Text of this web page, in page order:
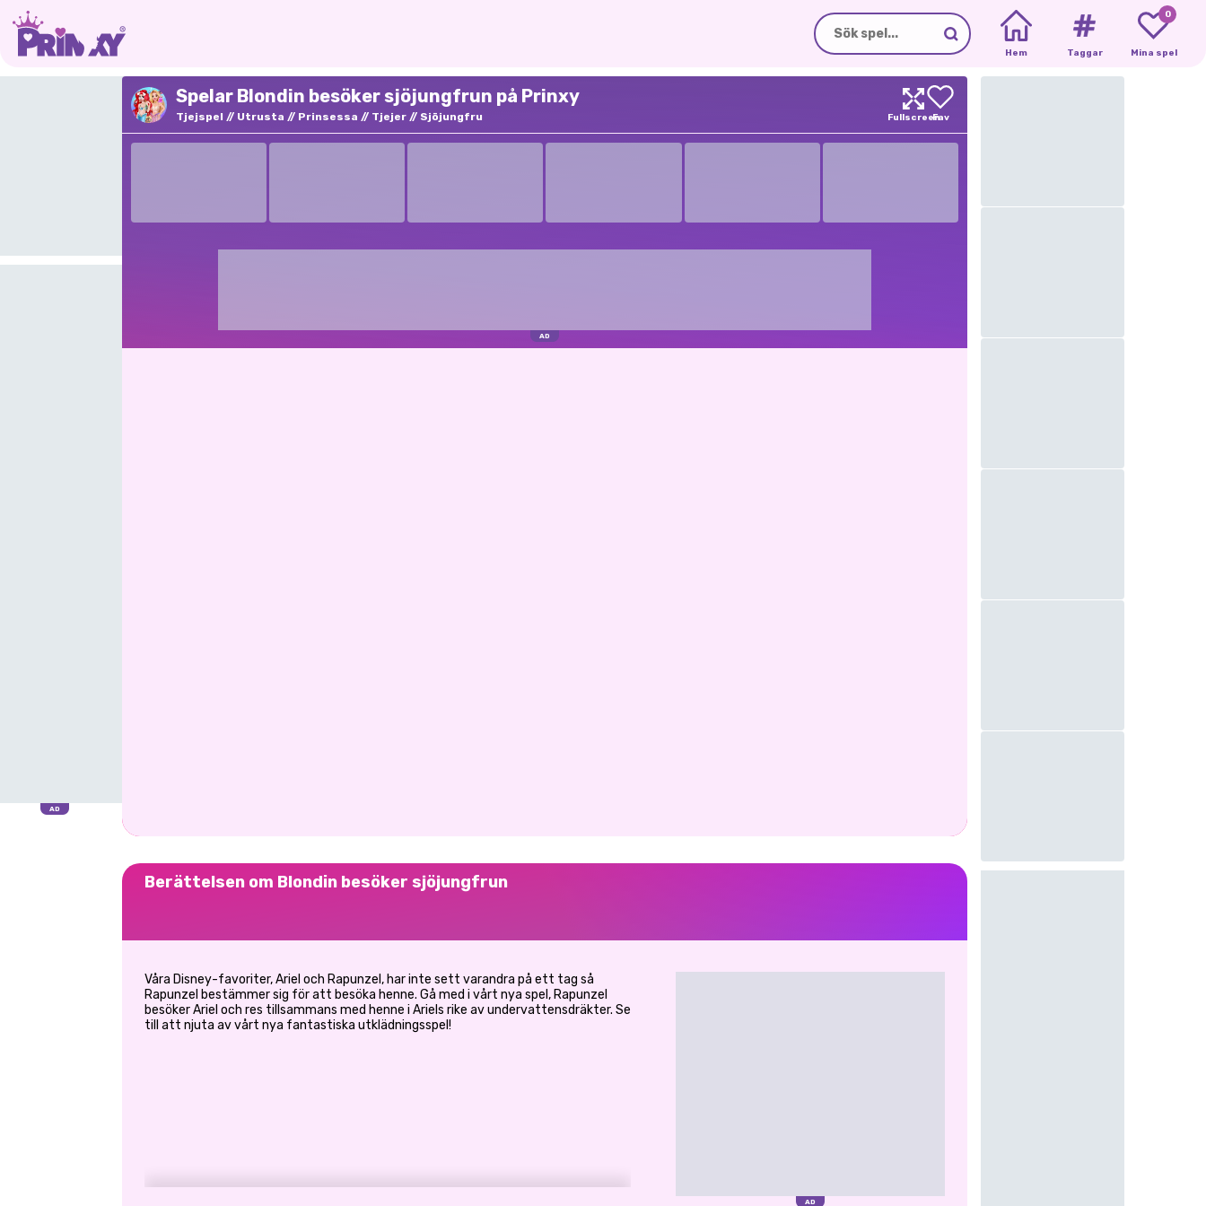
Hem Taggar
0
Mina spel
Spelar Blondin besöker sjöjungfrun på Prinxy
Tjejspel Utrusta Prinsessa Tjejer Sjöjungfru
Berättelsen om Blondin besöker sjöjungfrun
Våra Disney-favoriter, Ariel och Rapunzel, har inte sett varandra på ett tag så
Rapunzel bestämmer sig för att besöka henne. Gå med i vårt nya spel, Rapunzel
besöker Ariel och res tillsammans med henne i Ariels rike av undervattensdräkter. Se
till att njuta av vårt nya fantastiska utklädningsspel!